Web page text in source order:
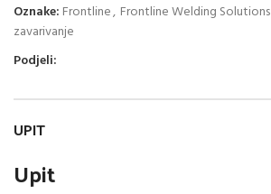
Oznake: Frontline, Frontline Welding Solutions
zavarivanje
Podjeli:
UPIT
Upit